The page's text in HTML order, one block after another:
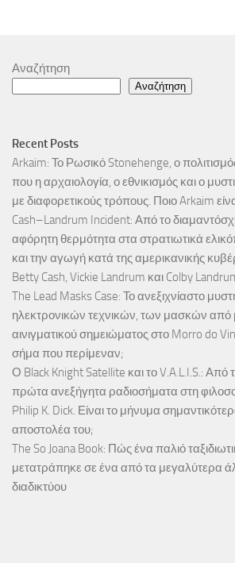
Αναζήτηση
Αναζήτηση
Recent Posts
Arkaim: Το Ρωσικό Stonehenge, ο
που η αρχαιολογία, ο εθνικισμός και ο
με διαφορετικούς τρόπους. Ποιο Arkaim
Cash–Landrum Incident: Από το
αφόρητη θερμότητα στα στρατιωτικά
και την αγωγή κατά της αμερικανικής
Betty Cash, Vickie Landrum και Colby
The Lead Masks Case: Το ανεξιχνίαστο
ηλεκτρονικών τεχνικών, των μασκών από
αινιγματικού σημειώματος στο Morro do
σήμα που περίμεναν;
Ο Black Knight Satellite και το V.A.L.I.S.: Από
πρώτα ανεξήγητα ραδιοσήματα στη
Philip K. Dick. Είναι το μήνυμα
αποστολέα του;
The So Joana Book: Πώς ένα παλιό
μετατράπηκε σε ένα από τα μεγαλύτερα
διαδικτύου